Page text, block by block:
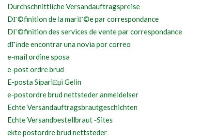
Durchschnittliche Versandauftragspreise
DГ©finition de la mariГ©e par correspondance
DГ©finition des services de vente par correspondance
dГіnde encontrar una novia por correo
e-mail ordine sposa
e-post ordre brud
E-posta SipariЕџi Gelin
e-postordre brud nettsteder anmeldelser
Echte Versandauftragsbrautgeschichten
Echte Versandbestellbraut -Sites
ekte postordre brud nettsteder